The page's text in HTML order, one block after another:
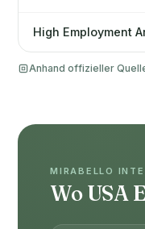
High Employment
Anhand offizieller
MIRABELLO
Wo USA